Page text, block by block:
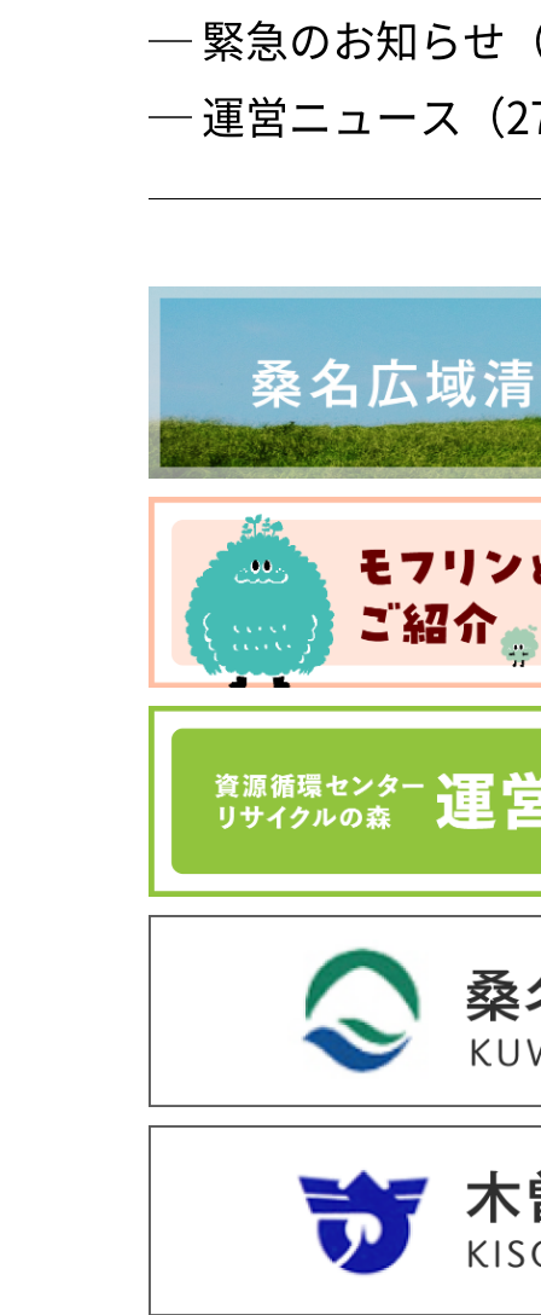
─ 緊急のお知らせ
─ 運営ニュース（